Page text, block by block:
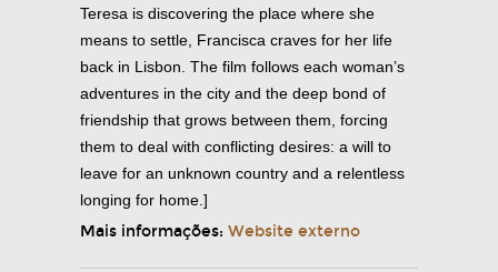
Teresa is discovering the place where she
means to settle, Francisca craves for her life
back in Lisbon. The film follows each woman’s
adventures in the city and the deep bond of
friendship that grows between them, forcing
them to deal with conflicting desires: a will to
leave for an unknown country and a relentless
longing for home.]
Mais informações: Website externo